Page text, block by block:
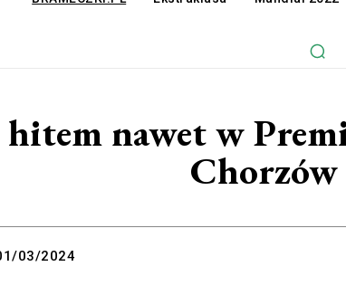
nawet w
03/2024